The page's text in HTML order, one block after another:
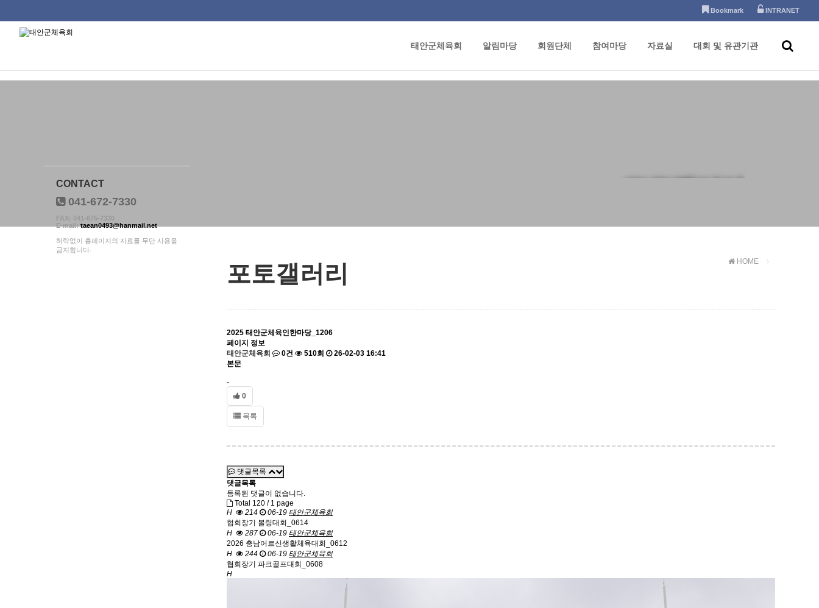
Bookmark INTRANET
태안군체육회 알림마당 회원단체 참여마당 자료실 대회 및 유관기관
포토갤러리 HOME
2025 태안군체육인한마당_1206
페이지 정보
태안군체육회
0건 510회
26-02-03 16:41
본문
-
0
목록
댓글목록
댓글목록
등록된 댓글이 없습니다.
Total 120 /1 page
H
214 06-19 태안군체육회
협회장기 볼링대회_0614
H
287 06-19 태안군체육회
2026 충남어르신생활체육대회_0612
H
244 06-19 태안군체육회
협회장기 파크골프대회_0608
H
CONTACT
041-672-7330
FAX: 041-675-7330
E-mail:taean0493@hanmail.net
허락없이 홈페이지의 자료를 무단 사용을
금지합니다.